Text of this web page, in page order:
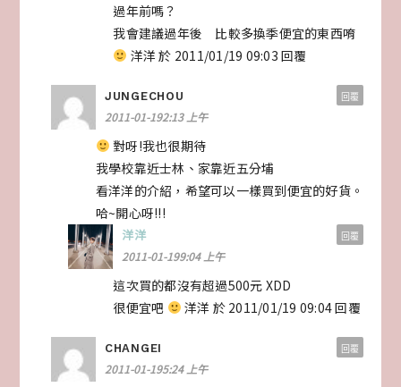
過年前嗎？
我會建議過年後 比較多換季便宜的東西唷
洋洋 於 2011/01/19 09:03 回覆
JUNGECHOU
2011-01-192:13 上午
對呀!我也很期待
我學校靠近士林、家靠近五分埔
看洋洋的介紹，希望可以一樣買到便宜的好貨。
哈~開心呀!!!
回覆
洋洋
2011-01-199:04 上午
這次買的都沒有超過500元 XDD
很便宜吧
洋洋 於 2011/01/19 09:04 回覆
回覆
CHANGEI
2011-01-195:24 上午
回覆